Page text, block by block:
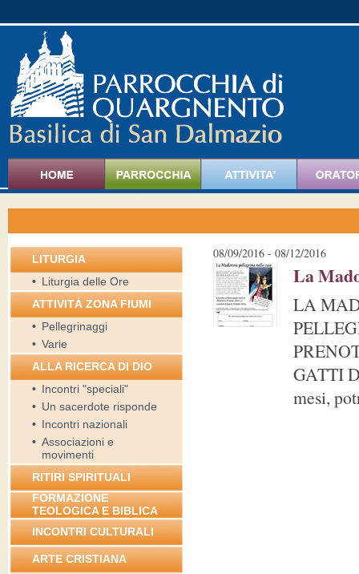
LITURGIA
• Liturgia delle Ore
ATTIVITÀ ZONA FIUMI
• Pellegrinaggi
• Varie
ALLA RICERCA DI DIO
• Incontri "speciali"
• Un sacerdote risponde
• Incontri nazionali
• Associazioni e
movimenti
RITIRI SPIRITUALI
FORMAZIONE
TEOLOGICA E BIBLICA
INCONTRI CULTURALI
ARTE CRISTIANA
08/09/2016 - 08/12/2016
La
LA
GATTI
mesi,